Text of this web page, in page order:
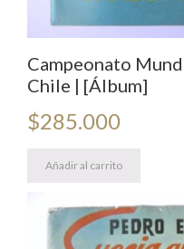
Campeonato
Chile | [Álbum]
$285.000
Añadir al carrito